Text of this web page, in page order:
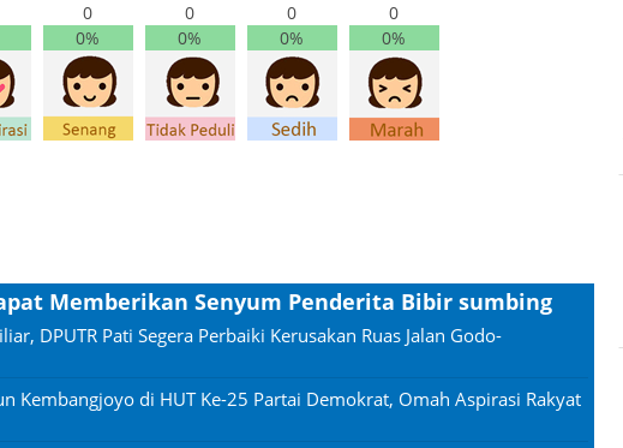
0
0%
0
0%
0
0%
0
0%
Memberikan Senyum Penderita Bibir sumbing
DPUTR Pati Segera Perbaiki Kerusakan Ruas Jalan Godo-
Kembangjoyo di HUT Ke-25 Partai Demokrat, Omah Aspirasi Rakyat